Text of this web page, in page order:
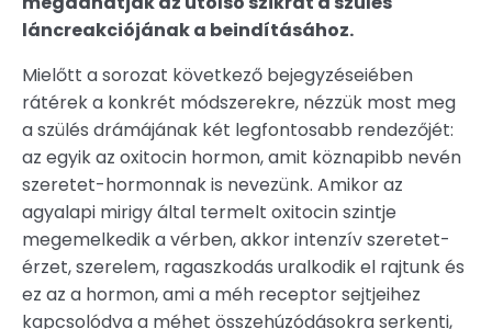
láncreakciójának a beindításához.
Mielőtt a sorozat következő bejegyzéseiében
rátérek a konkrét módszerekre, nézzük most meg
a szülés drámájának két legfontosabb rendezőjét:
az egyik az oxitocin hormon, amit köznapibb nevén
szeretet-hormonnak is nevezünk. Amikor az
agyalapi mirigy által termelt oxitocin szintje
megemelkedik a vérben, akkor intenzív szeretet-
érzet, szerelem, ragaszkodás uralkodik el rajtunk és
ez az a hormon, ami a méh receptor sejtjeihez
kapcsolódva a méhet összehúzódásokra serkenti,